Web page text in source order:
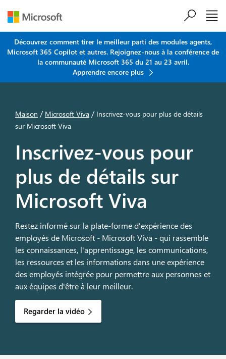
Découvrez comment tirer le meilleur parti des modules agents,
Microsoft 365 Copilot et autres. Rejoignez-nous à la conférence de
la communauté Microsoft 365 du 21 au 23 avril.
Apprendre encore plus
Maison / Microsoft Viva / Inscrivez-vous pour plus de détails
sur Microsoft Viva
Inscrivez-vous pour
plus de détails sur
Microsoft Viva
Restez informé sur la plate-forme d'expérience des
employés de Microsoft - Microsoft Viva - qui rassemble
les connaissances, l'apprentissage, les communications,
les ressources et les informations dans une expérience
des employés intégrée pour permettre aux personnes et
aux équipes d'être à leur meilleur.
Regarder la vidéo